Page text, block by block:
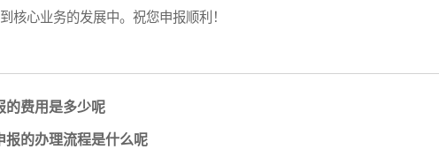
核心业务的发展中。祝您申报顺利！
的费用是多少呢
报的办理流程是什么呢